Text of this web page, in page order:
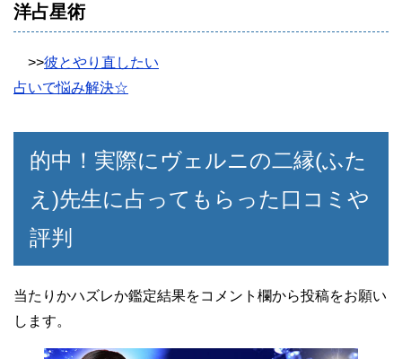
洋占星術
>>彼とやり直したい
占いで悩み解決☆
的中！実際にヴェルニの二縁(ふた
え)先生に占ってもらった口コミや
評判
当たりかハズレか鑑定結果をコメント欄から投稿をお願い
します。